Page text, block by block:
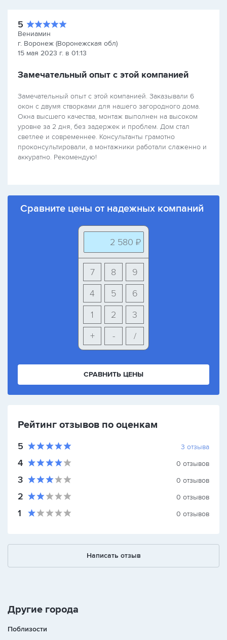
5
Вениамин
г. Воронеж (Воронежская обл)
15 мая 2023 г. в 01:13
Замечательный опыт с этой компанией
Замечательный опыт с этой компанией. Заказывали 6
окон с двумя створками для нашего загородного дома.
Окна высшего качества, монтаж выполнен на высоком
уровне за 2 дня, без задержек и проблем. Дом стал
светлее и современнее. Консультанты грамотно
проконсультировали, а монтажники работали слаженно и
аккуратно. Рекомендую!
Сравните цены от надежных компаний
2 580 ₽
9
8
7
6
5
4
3
2
1
+
- /
СРАВНИТЬ ЦЕНЫ
Рейтинг отзывов по оценкам
5 3 отзыва
4 0 отзывов
3 0 отзывов
2 0 отзывов
1 0 отзывов
Написать отзыв
Другие города
Поблизости